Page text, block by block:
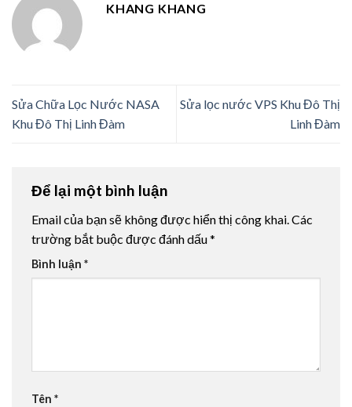
KHANG KHANG
Sửa Chữa Lọc Nước NASA
Khu Đô Thị Linh Đàm
Sửa lọc nước VPS Khu Đô Thị
Linh Đàm
Để lại một bình luận
Email của bạn sẽ không được hiển thị công khai.Các
trường bắt buộc được đánh dấu*
Bình luận *
Tên *